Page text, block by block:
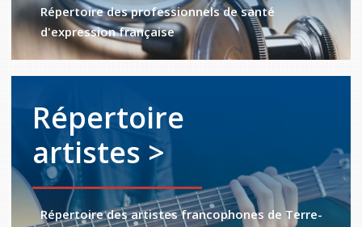
Répertoire des professionnels de santé
d'expression française
Répertoire
artistes >
Répertoire des artistes francophones de Terre-